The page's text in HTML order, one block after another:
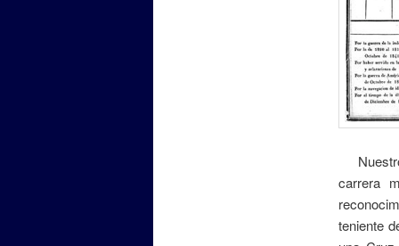
Nuestro
carrera
teniente